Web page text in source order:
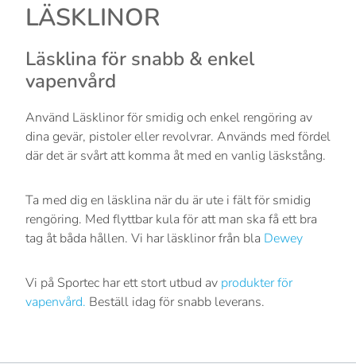
LÄSKLINOR
Läsklina för snabb & enkel
vapenvård
Använd Läsklinor för smidig och enkel rengöring av
dina gevär, pistoler eller revolvrar. Används med fördel
där det är svårt att komma åt med en vanlig läskstång.
Ta med dig en läsklina när du är ute i fält för smidig
rengöring. Med flyttbar kula för att man ska få ett bra
tag åt båda hållen. Vi har läsklinor från bla Dewey
Vi på Sportec har ett stort utbud av produkter för
vapenvård. Beställ idag för snabb leverans.